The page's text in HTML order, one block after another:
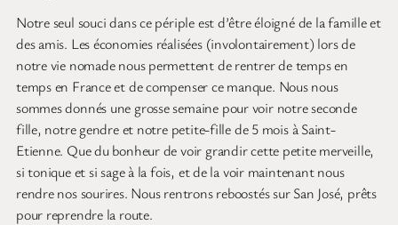
Notre seul souci dans ce périple est d’être éloigné de la famille et
des amis. Les économies réalisées (involontairement) lors de
notre vie nomade nous permettent de rentrer de temps en
temps en France et de compenser ce manque. Nous nous
sommes donnés une grosse semaine pour voir notre seconde
fille, notre gendre et notre petite-fille de 5 mois à Saint-
Etienne. Que du bonheur de voir grandir cette petite merveille,
si tonique et si sage à la fois, et de la voir maintenant nous
rendre nos sourires. Nous rentrons reboostés sur San José, prêts
pour reprendre la route.